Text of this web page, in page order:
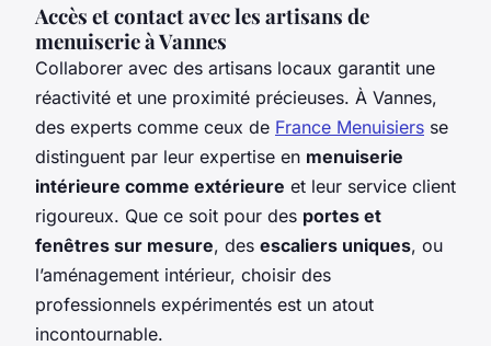
Accès et contact avec les artisans de
menuiserie à Vannes
Collaborer avec des artisans locaux garantit une
réactivité et une proximité précieuses. À Vannes,
des experts comme ceux de France Menuisiers se
distinguent par leur expertise en menuiserie
intérieure comme extérieure et leur service client
rigoureux. Que ce soit pour des portes et
fenêtres sur mesure, des escaliers uniques, ou
l’aménagement intérieur, choisir des
professionnels expérimentés est un atout
incontournable.